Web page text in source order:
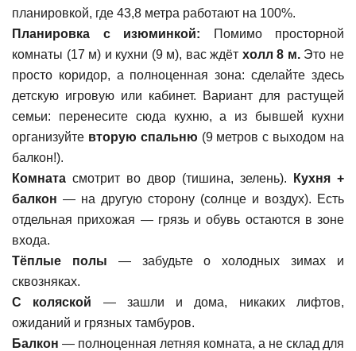
планировкой, где 43,8 метра работают на 100%.
Планировка с изюминкой: Помимо просторной
комнаты (17 м) и кухни (9 м), вас ждёт холл 8 м.Это не
просто коридор, а полноценная зона: сделайте здесь
детскую игровую или кабинет. Вариант для растущей
семьи: перенесите сюда кухню, а из бывшей кухни
организуйте вторую спальню (9 метров с выходом на
балкон!).
Комната смотрит во двор (тишина, зелень).
Кухня +
балкон — на другую сторону (солнце и воздух). Есть
отдельная прихожая — грязь и обувь остаются в зоне
входа.
Тёплые полы — забудьте о холодных зимах и
сквозняках.
С коляской — зашли и дома, никаких лифтов,
ожиданий и грязных тамбуров.
Балкон — полноценная летняя комната, а не склад для